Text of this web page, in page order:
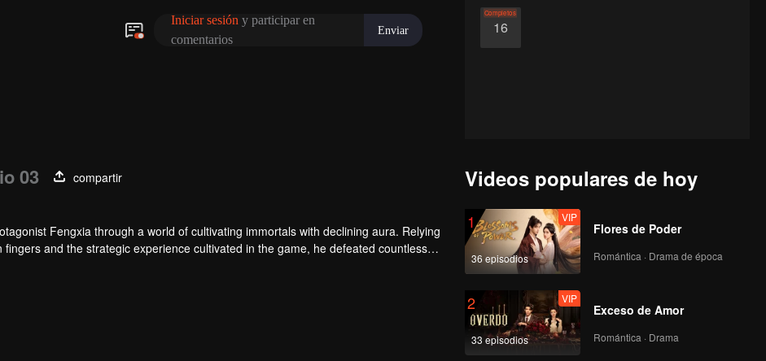
16
Completos
03
compartir
Fengxia through a world of cultivating immortals with declining aura. Relying
and the strategic experience cultivated in the game, he defeated countless
first solved the internal and external troubles of Qianqiu Valley and defeated the
Videos populares de hoy
1
36 episodios
VIP
Flores de Poder
Romántica · Drama de época
2
33 episodios
VIP
Exceso de Amor
Romántica · Drama